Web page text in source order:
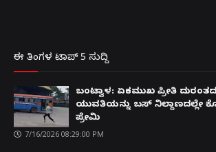
ಈ ತಿಂಗಳ ಟಾಪ್ 5 ಸುದ್ದಿ
ಬಂಟ್ವಾಳ: ಏಕಮುಖ ಪ್ರೀತಿ
ಯುವತಿಯನ್ನು ಬಸ್ ನಿಲ್ದಾಣದಲ್ಲೇ
ಪ್ರೇಮಿ
7/16/2026 08:29:00 PM